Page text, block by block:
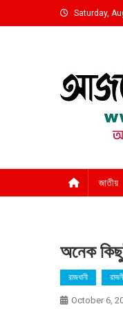
to
Saturday,
জাতীয়
অনেক
রাজধানী
October 6,